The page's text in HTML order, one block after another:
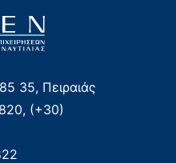
35, Πειραιάς
(+30)